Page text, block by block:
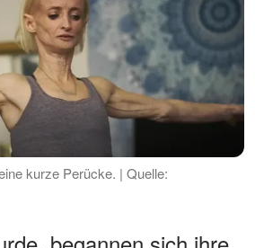
kurze Perücke. | Quelle: